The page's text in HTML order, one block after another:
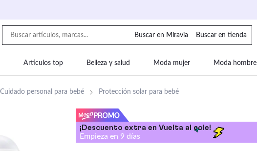
Buscar en Miravia Buscar en tienda
Artículos top Belleza y salud Moda mujer Moda hombre
Deportes Equipaje Mascotas Bebé
Cuidado personal para bebé Protección solar para bebé
¡Descuento extra en Vuelta al cole!
Empieza en 9 días